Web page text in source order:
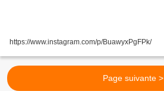
https://www.instagram.com/p/BuawyxPgFPk/
Page suivante >